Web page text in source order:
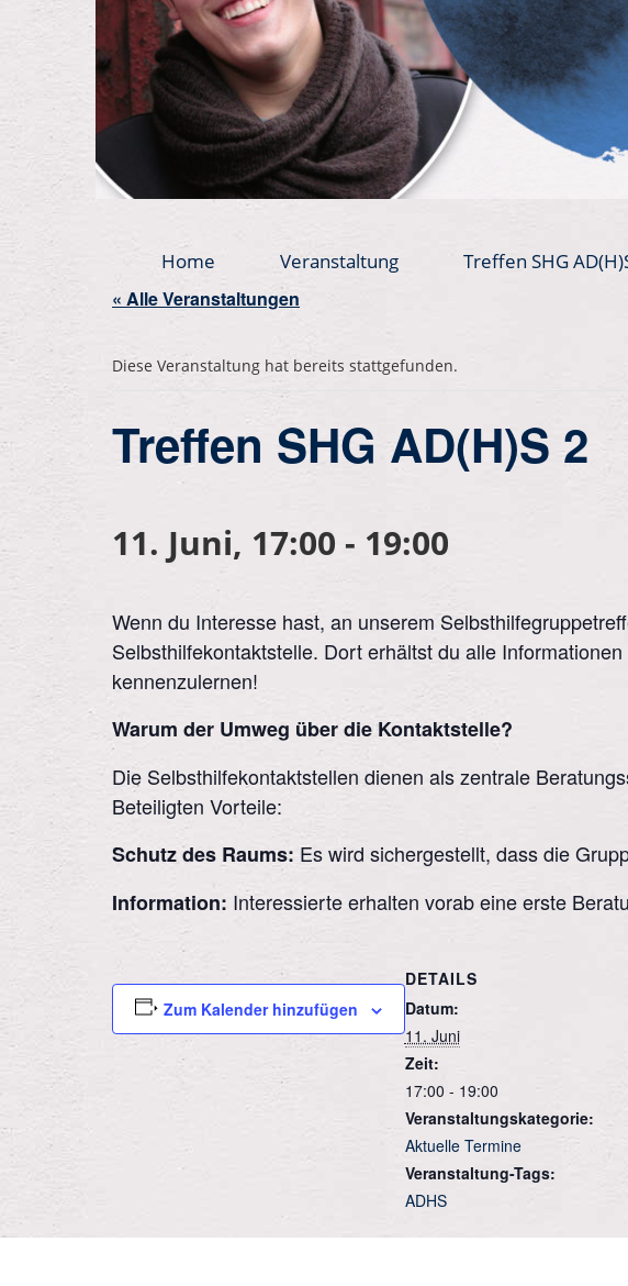
Home Veranstaltung
Treffen SHG
« Alle Veranstaltungen
Diese Veranstaltung hat bereits stattgefunden.
Treffen SHG AD(H)S 2
11. Juni, 17:00 - 19:00
Wenn du Interesse hast, an unserem
Selbsthilfekontaktstelle. Dort erhältst du alle
kennenzulernen!
Warum der Umweg über die Kontaktstelle?
Die Selbsthilfekontaktstellen dienen als zentrale
Beteiligten Vorteile:
Schutz des Raums: Es wird sichergestellt, dass die
Information: Interessierte erhalten vorab eine erste
Zum Kalender hinzufügen
DETAILS
Datum:
11. Juni
Zeit:
17:00 - 19:00
Veranstaltungskategorie:
Aktuelle Termine
Veranstaltung-Tags:
ADHS